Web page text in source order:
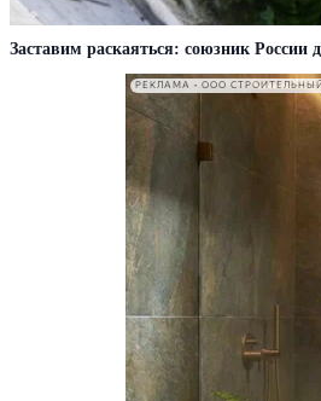
Заставим раскаяться: союзник России